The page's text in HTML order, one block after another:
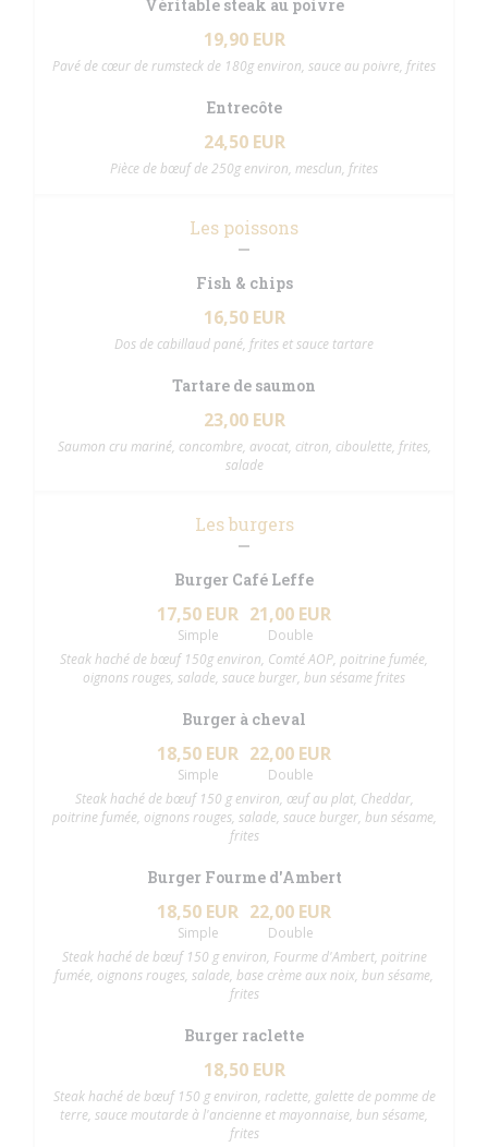
Véritable steak au poivre
19,90 EUR
Pavé de cœur de rumsteck de 180g environ, sauce au poivre, frites
Entrecôte
24,50 EUR
Pièce de bœuf de 250g environ, mesclun, frites
Les poissons
Fish & chips
16,50 EUR
Dos de cabillaud pané, frites et sauce tartare
Tartare de saumon
23,00 EUR
Saumon cru mariné, concombre, avocat, citron, ciboulette, frites,
salade
Les burgers
Burger Café Leffe
17,50 EUR
Simple
21,00 EUR
Double
Steak haché de bœuf 150g environ, Comté AOP, poitrine fumée,
oignons rouges, salade, sauce burger, bun sésame frites
Burger à cheval
18,50 EUR
Simple
22,00 EUR
Double
Steak haché de bœuf 150 g environ, œuf au plat, Cheddar,
poitrine fumée, oignons rouges, salade, sauce burger, bun sésame,
frites
Burger Fourme d'Ambert
18,50 EUR
Simple
22,00 EUR
Double
Steak haché de bœuf 150 g environ, Fourme d'Ambert, poitrine
fumée, oignons rouges, salade, base crème aux noix, bun sésame,
frites
Burger raclette
18,50 EUR
Steak haché de bœuf 150 g environ, raclette, galette de pomme de
terre, sauce moutarde à l'ancienne et mayonnaise, bun sésame,
frites